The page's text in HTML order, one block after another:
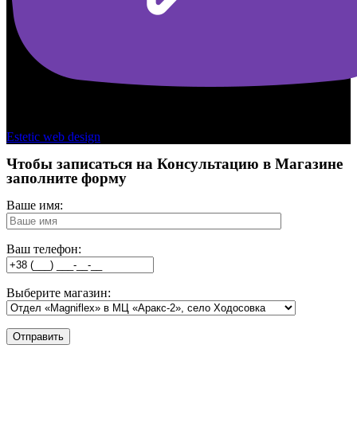
Estetic web design
Чтобы записаться на Консультацию в Магазине
заполните форму
Ваше имя:
Ваш телефон:
Выберите магазин: